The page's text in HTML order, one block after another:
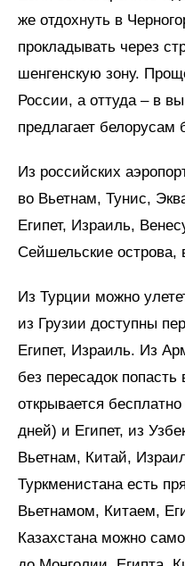
же отдохнуть в
прокладывать через
шенгенскую зону.
России, а оттуда – в
предлагает белорусам
Из российских
во Вьетнам, Тунис,
Египет, Израиль,
Сейшельские острова,
Из Турции можно
из Грузии доступны
Египет, Израиль. Из
без пересадок
открывается
дней) и Египет, из
Вьетнам, Китай,
Туркменистана есть
Вьетнамом, Китаем,
Казахстана можно